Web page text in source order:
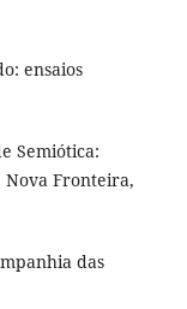
ensaios
Semiótica:
Nova Fronteira,
das